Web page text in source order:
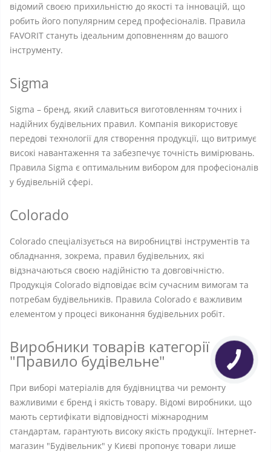
відомий своєю прихильністю до якості та інновацій, що
робить його популярним серед професіоналів. Правила
FAVORIT стануть ідеальним доповненням до вашого
інструменту.
Sigma
Sigma – бренд, який славиться виготовленням точних і
надійних будівельних правил. Компанія використовує
передові технології для створення продукції, що витримує
високі навантаження та забезпечує точність вимірювань.
Правила Sigma є оптимальним вибором для професіоналів
у будівельній сфері.
Colorado
Colorado спеціалізується на виробництві інструментів та
обладнання, зокрема, правил будівельних, які
відзначаються своєю надійністю та довговічністю.
Продукція Colorado відповідає всім сучасним вимогам та
потребам будівельників. Правила Colorado є важливим
елементом у процесі виконання будівельних робіт.
Виробники товарів категорії
"Правило будівельне"
При виборі матеріалів для будівництва чи ремонту
важливими є бренд і якість товару. Відомі виробники, що
мають сертифікати відповідності міжнародним
стандартам, гарантують високу якість продукції. Інтернет-
магазин "Будівельник" у Києві пропонує товари лише